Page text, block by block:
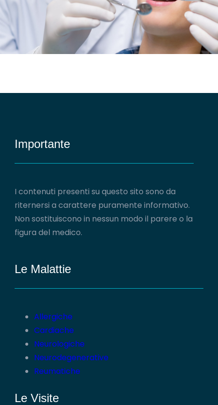
Importante
I contenuti presenti su questo sito sono da
riternersi a carattere puramente informativo.
Non sostituiscono in nessun modo il parere o la
figura del medico.
Le Malattie
Allergiche
Cardiache
Neurologiche
Neurodegenerative
Reumatiche
Le Visite